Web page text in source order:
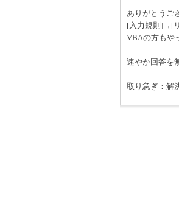
ありがとうご
[入力規則]→[
VBAの方もや
速やか回答を
取り急ぎ：解